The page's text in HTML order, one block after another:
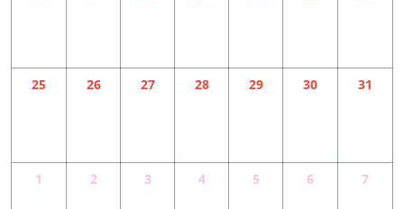
25 26 27 28 29 30 31
1 2 3 4 5 6 7